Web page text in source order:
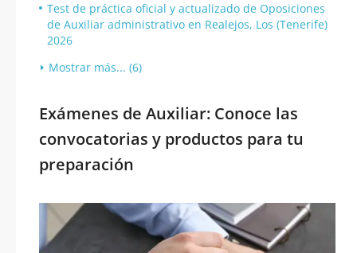
Test de práctica oficial y actualizado de Oposiciones
de Auxiliar administrativo en Realejos, Los (Tenerife)
2026
Mostrar más... (6)
Exámenes de Auxiliar: Conoce las
convocatorias y productos para tu
preparación